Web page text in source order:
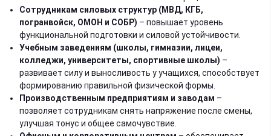
Сотрудникам силовых структур (МВД, КГБ,
погранвойск, ОМОН и СОБР) – повышает уровень
функциональной подготовки и силовой устойчивости.
Учебным заведениям (школы, гимназии, лицеи,
колледжи, университеты, спортивные школы) –
развивает силу и выносливость у учащихся, способствует
формированию правильной физической формы.
Производственным предприятиям и заводам –
позволяет сотрудникам снять напряжение после смены,
улучшая тонус и общее самочувствие.